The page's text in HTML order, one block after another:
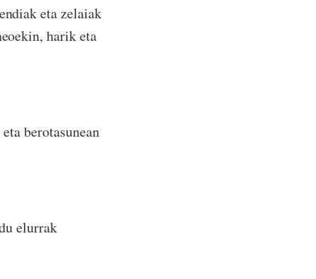
eta zelaiak
harik eta
berotasunean
elurrak